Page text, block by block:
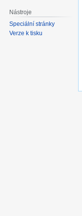
Nástroje
Speciální stránky
Verze k tisku